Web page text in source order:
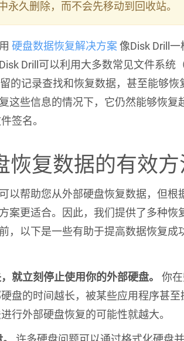
永久删除，而不会先移动到回收站。
硬盘数据恢复解决方案 像Disk Drill
Drill可以利用大多数常见文件系统
的记录查找和恢复数据，甚至能够恢
这些信息的情况下，它仍然能够恢复
签名。
恢复数据的有效
以帮助您从外部硬盘恢复数据，但根
案更适合。因此，我们提供了多种恢
，以下是一些有助于提高数据恢复成
就立刻停止使用你的外部硬盘。
你
盘的时间越长，被某些应用程序甚至
行外部硬盘恢复的可能性就越大。